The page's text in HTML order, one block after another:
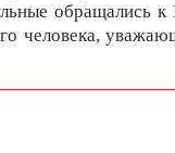
обращались
человека,